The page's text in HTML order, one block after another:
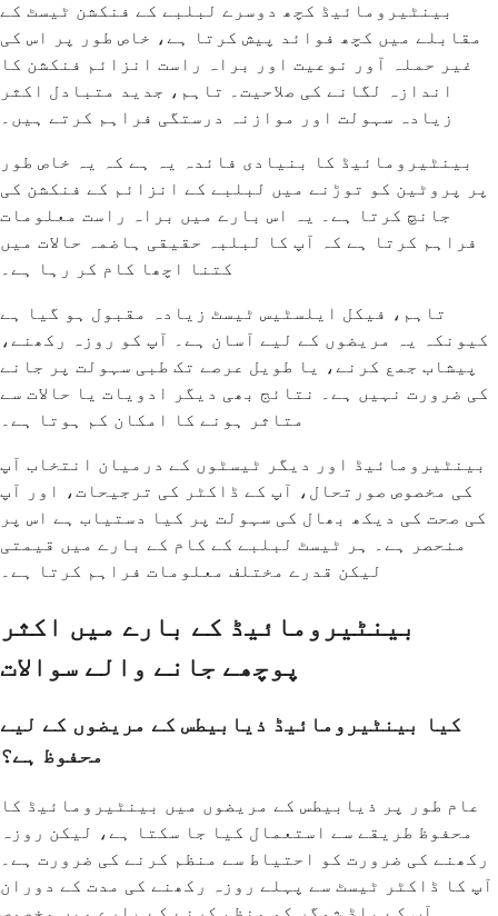
بینٹیرومائیڈ کچھ دوسرے لبلبے کے فنکشن ٹیسٹ کے
مقابلے میں کچھ فوائد پیش کرتا ہے، خاص طور پر اس کی
غیر حملہ آور نوعیت اور براہ راست انزائم فنکشن کا
اندازہ لگانے کی صلاحیت۔ تاہم، جدید متبادل اکثر
زیادہ سہولت اور موازنہ درستگی فراہم کرتے ہیں۔
بینٹیرومائیڈ کا بنیادی فائدہ یہ ہے کہ یہ خاص طور
پر پروٹین کو توڑنے میں لبلبے کے انزائم کے فنکشن کی
جانچ کرتا ہے۔ یہ اس بارے میں براہ راست معلومات
فراہم کرتا ہے کہ آپ کا لبلبہ حقیقی ہاضمہ حالات میں
کتنا اچھا کام کر رہا ہے۔
تاہم، فیکل ایلسٹیس ٹیسٹ زیادہ مقبول ہو گیا ہے
کیونکہ یہ مریضوں کے لیے آسان ہے۔ آپ کو روزہ رکھنے،
پیشاب جمع کرنے، یا طویل عرصے تک طبی سہولت پر جانے
کی ضرورت نہیں ہے۔ نتائج بھی دیگر ادویات یا حالات سے
متاثر ہونے کا امکان کم ہوتا ہے۔
بینٹیرومائیڈ اور دیگر ٹیسٹوں کے درمیان انتخاب آپ
کی مخصوص صورتحال، آپ کے ڈاکٹر کی ترجیحات، اور آپ
کی صحت کی دیکھ بھال کی سہولت پر کیا دستیاب ہے اس پر
منحصر ہے۔ ہر ٹیسٹ لبلبے کے کام کے بارے میں قیمتی
لیکن قدرے مختلف معلومات فراہم کرتا ہے۔
بینٹیرومائیڈ کے بارے میں اکثر
پوچھے جانے والے سوالات
کیا بینٹیرومائیڈ ذیابیطس کے مریضوں کے لیے
محفوظ ہے؟
عام طور پر ذیابیطس کے مریضوں میں بینٹیرومائیڈ کا
محفوظ طریقے سے استعمال کیا جا سکتا ہے، لیکن روزہ
رکھنے کی ضرورت کو احتیاط سے منظم کرنے کی ضرورت ہے۔
آپ کا ڈاکٹر ٹیسٹ سے پہلے روزہ رکھنے کی مدت کے دوران
آپ کے بلڈ شوگر کو منظم کرنے کے بارے میں مخصوص